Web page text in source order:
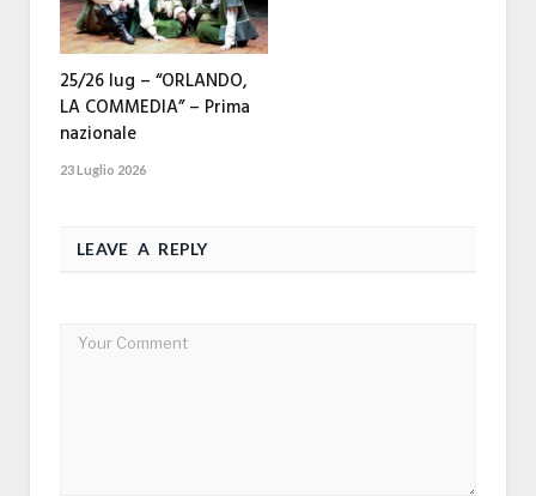
25/26 lug – “ORLANDO,
LA COMMEDIA” – Prima
nazionale
23 Luglio 2026
LEAVE A REPLY